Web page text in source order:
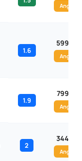
Angebot
1.6
599,00
Angebot
1.9
799,00
Angebot
2
344,99
Angebot